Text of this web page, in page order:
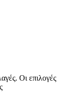
Οι επιλογές